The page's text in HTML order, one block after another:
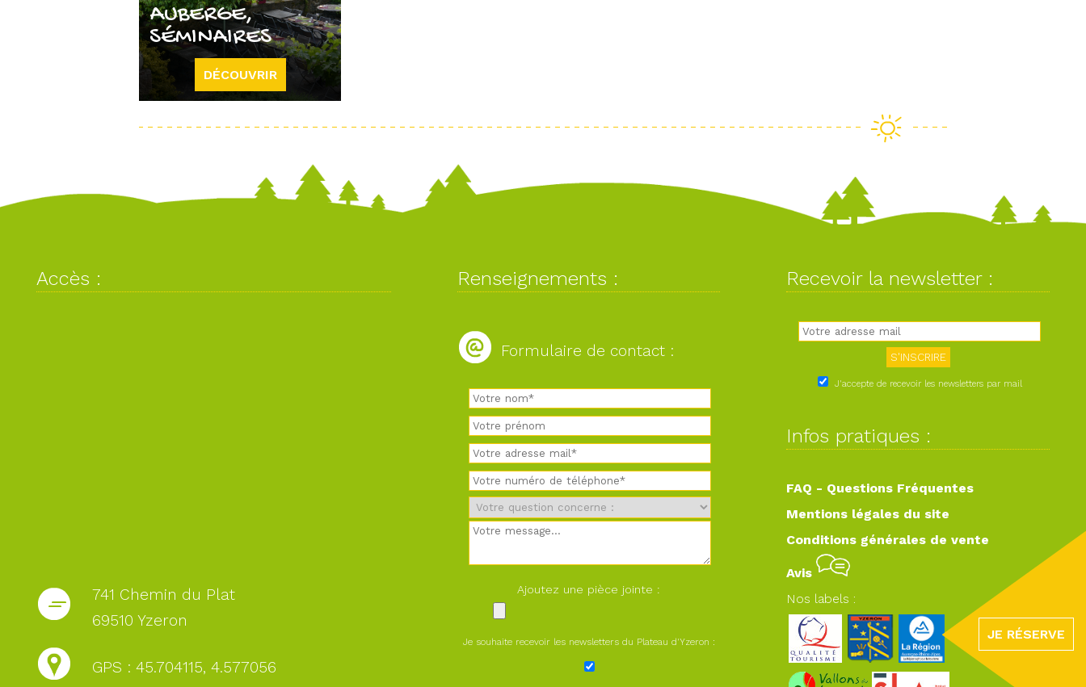
AUBERGE,
SÉMINAIRES
DÉCOUVRIR
JE RÉSERVE
Accès :
741 Chemin du Plat
69510 Yzeron
GPS : 45.704115, 4.577056
Renseignements :
Formulaire de contact :
Ajoutez une pièce jointe :
Je souhaite recevoir les newsletters du Plateau d'Yzeron :
Recevoir la newsletter :
J'accepte de recevoir les newsletters par mail
Infos pratiques :
FAQ - Questions Fréquentes
Mentions légales du site
Conditions générales de vente
Avis
Nos labels :